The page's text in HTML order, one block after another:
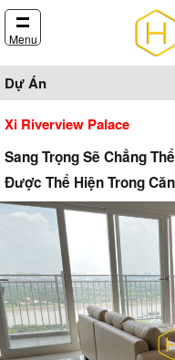
Menu
Dự Án
Xi Riverview Palace
Sang Trọng Sẽ Chẳng
Được Thể Hiện Trong